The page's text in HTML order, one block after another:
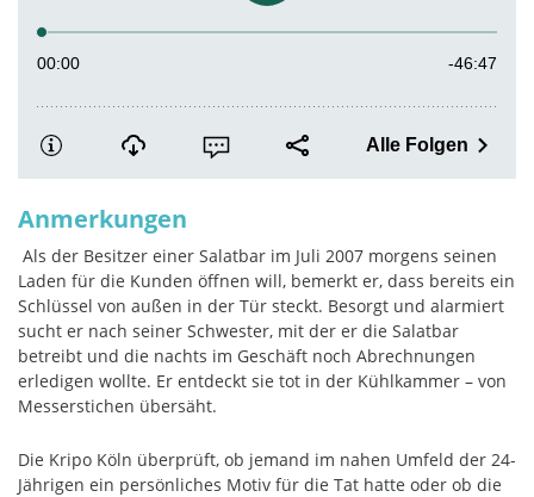
Anmerkungen
Als der Besitzer einer Salatbar im Juli 2007 morgens seinen
Laden für die Kunden öffnen will, bemerkt er, dass bereits ein
Schlüssel von außen in der Tür steckt. Besorgt und alarmiert
sucht er nach seiner Schwester, mit der er die Salatbar
betreibt und die nachts im Geschäft noch Abrechnungen
erledigen wollte. Er entdeckt sie tot in der Kühlkammer – von
Messerstichen übersäht.
Die Kripo Köln überprüft, ob jemand im nahen Umfeld der 24-
Jährigen ein persönliches Motiv für die Tat hatte oder ob die